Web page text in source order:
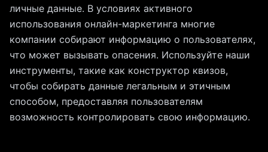
личные данные. В условиях активного
использования онлайн-маркетинга многие
компании собирают информацию о пользователях,
что может вызывать опасения. Используйте наши
инструменты, такие как конструктор квизов,
чтобы собирать данные легальным и этичным
способом, предоставляя пользователям
возможность контролировать свою информацию.